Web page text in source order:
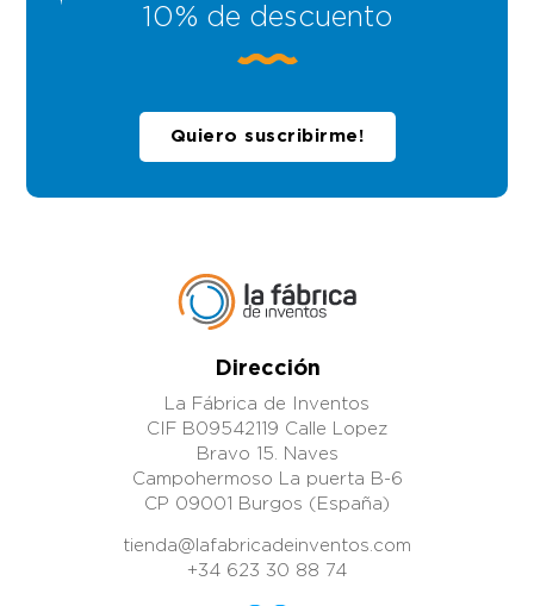
10% de descuento
Quiero suscribirme!
Dirección
La Fábrica de Inventos
CIF B09542119 Calle Lopez
Bravo 15. Naves
Campohermoso La puerta B-6
CP 09001 Burgos (España)
tienda@lafabricadeinventos.com
+34 623 30 88 74